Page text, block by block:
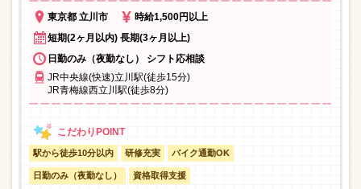
東京都 立川市
時給1,500円以上
短期(2ヶ月以内) 長期(3ヶ月以上)
日勤のみ（夜勤なし） シフト応相談
JR中央線(快速)立川駅(徒歩15分)
JR青梅線西立川駅(徒歩8分)
駅から徒歩10分以内 研修充実 バイク通勤OK
日勤のみ（夜勤なし） 資格取得支援